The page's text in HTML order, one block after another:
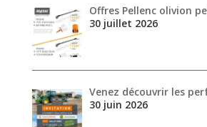
Offres Pellenc olivion
30 juillet 2026
Venez découvrir les
30 juin 2026